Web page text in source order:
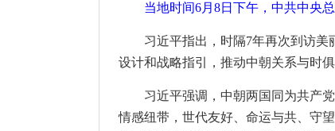
当地时间6月8日下午，中共中央
习近平指出，时隔7年再次到访
设计和战略指引，推动中朝关系与时
习近平强调，中朝两国同为共产
情感纽带，世代友好、命运与共、守